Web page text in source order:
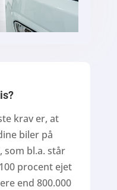
krav er, at
biler på
som bl.a. står
procent ejet
end 800.000